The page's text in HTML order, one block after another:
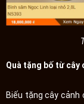
Quà tặng bố từ cây
Biếu tặng cây cảnh